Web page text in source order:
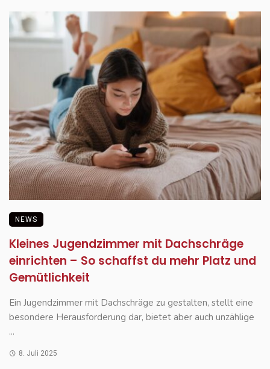
NEWS
Kleines Jugendzimmer mit Dachschräge
einrichten – So schaffst du mehr Platz und
Gemütlichkeit
Ein Jugendzimmer mit Dachschräge zu gestalten, stellt eine
besondere Herausforderung dar, bietet aber auch unzählige
...
8. Juli 2025